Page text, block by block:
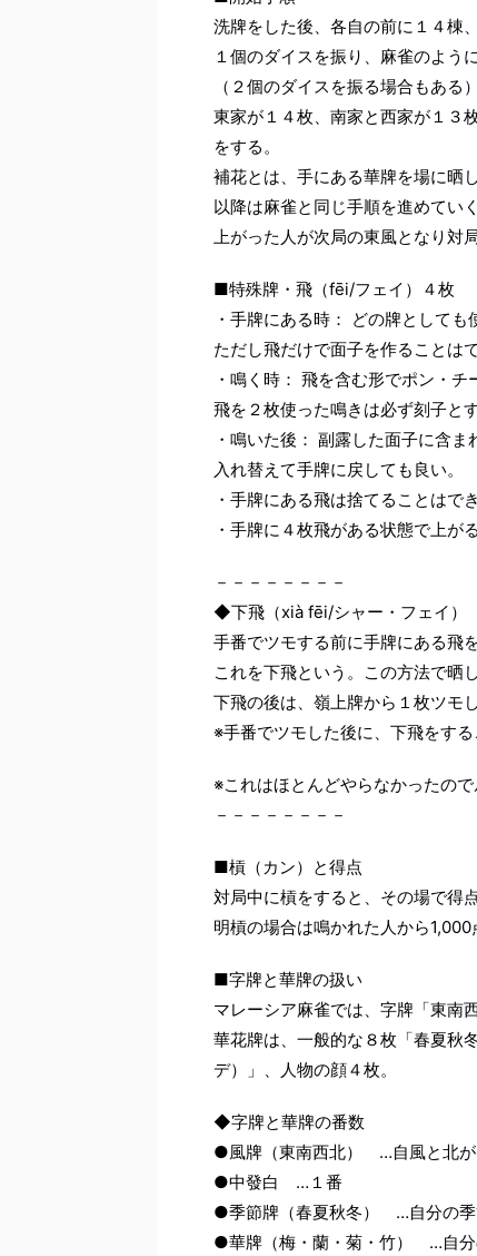
洗牌をした後、各自の前に１４棟
１個のダイスを振り、麻雀のよう
（２個のダイスを振る場合もある）
東家が１４枚、南家と西家が１３
をする。
補花とは、手にある華牌を場に晒
以降は麻雀と同じ手順を進めてい
上がった人が次局の東風となり対
■特殊牌・飛（fēi/フェイ）４枚
・手牌にある時： どの牌としても
ただし飛だけで面子を作ることはで
・鳴く時： 飛を含む形でポン・チ
飛を２枚使った鳴きは必ず刻子とす
・鳴いた後： 副露した面子に含
入れ替えて手牌に戻しても良い。
・手牌にある飛は捨てることはでき
・手牌に４枚飛がある状態で上が
－－－－－－－－
◆下飛（xià fēi/シャー・フェイ）
手番でツモする前に手牌にある飛
これを下飛という。この方法で晒
下飛の後は、嶺上牌から１枚ツモ
※手番でツモした後に、下飛をする
※これはほとんどやらなかったの
－－－－－－－－
■槓（カン）と得点
対局中に槓をすると、その場で得
明槓の場合は鳴かれた人から
■字牌と華牌の扱い
マレーシア麻雀では、字牌「東南
華花牌は、一般的な８枚「春夏秋
デ）」、人物の顔４枚。
◆字牌と華牌の番数
●風牌（東南西北） …自風と北が
●中發白 …１番
●季節牌（春夏秋冬） …自分の季
●華牌（梅・蘭・菊・竹） …自分